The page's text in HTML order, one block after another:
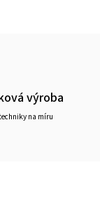
výroba
na míru